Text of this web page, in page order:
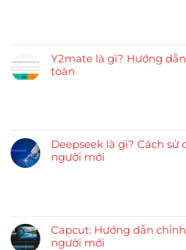
Y2mate là gì? Hướng
toàn
Deepseek là gì? Cách
người mới
Capcut: Hướng dẫn
người mới